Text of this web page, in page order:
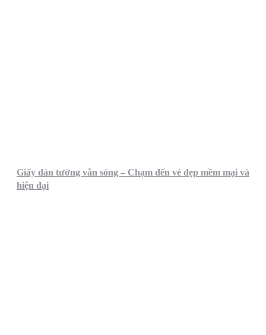
Giấy dán tường vân sóng – Chạm đến vẻ đẹp mềm mại và
hiện đại